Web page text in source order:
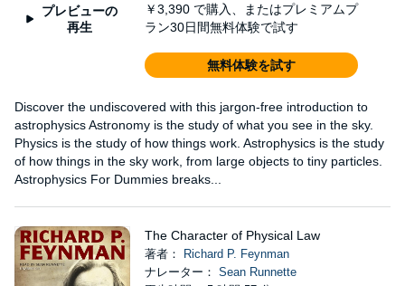
プレビューの
再生
￥3,390 で購入、またはプレミアムプ
ラン30日間無料体験で試す
無料体験を試す
Discover the undiscovered with this jargon-free introduction to
astrophysics Astronomy is the study of what you see in the sky.
Physics is the study of how things work. Astrophysics is the study
of how things in the sky work, from large objects to tiny particles.
Astrophysics For Dummies breaks...
The Character of Physical Law
著者：
Richard P. Feynman
ナレーター： Sean Runnette